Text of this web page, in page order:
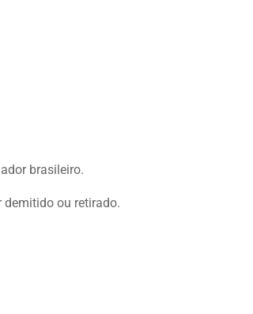
brasileiro.
demitido ou retirado.